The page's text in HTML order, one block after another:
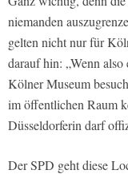
niemanden
gelten nicht nur für
darauf hin: „Wenn
Kölner Museum
im öffentlichen Raum
Düsseldorferin darf
Der SPD geht diese